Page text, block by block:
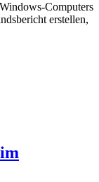
Computers
erstellen,